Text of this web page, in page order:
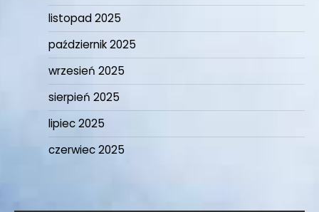
listopad 2025
październik 2025
wrzesień 2025
sierpień 2025
lipiec 2025
czerwiec 2025